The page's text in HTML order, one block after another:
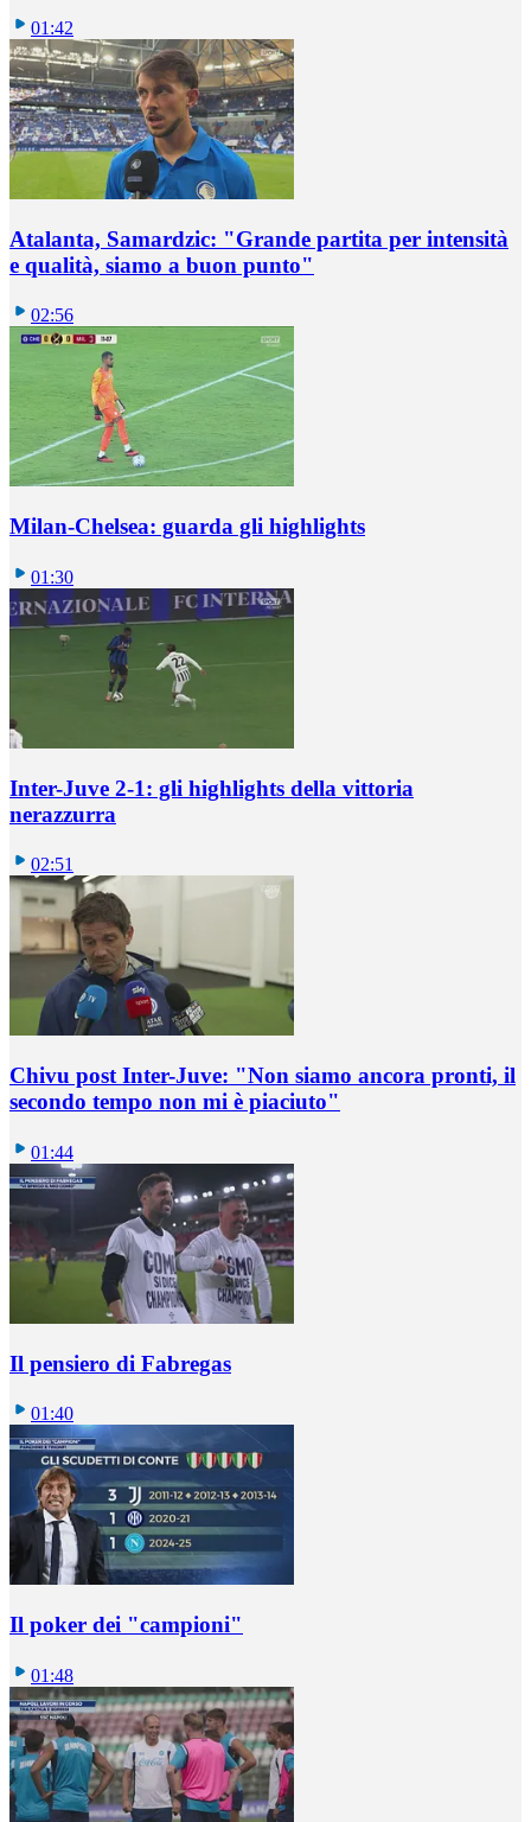
01:42
Atalanta, Samardzic: "Grande partita per intensità
e qualità, siamo a buon punto"
02:56
Milan-Chelsea: guarda gli highlights
01:30
Inter-Juve 2-1: gli highlights della vittoria
nerazzurra
02:51
Chivu post Inter-Juve: "Non siamo ancora pronti, il
secondo tempo non mi è piaciuto"
01:44
Il pensiero di Fabregas
01:40
Il poker dei "campioni"
01:48